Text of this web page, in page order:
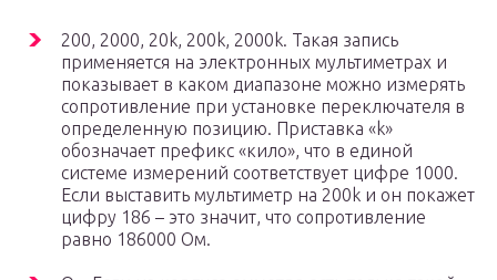
200, 2000, 20k, 200k, 2000k. Такая запись
применяется на электронных мультиметрах и
показывает в каком диапазоне можно измерять
сопротивление при установке переключателя в
определенную позицию. Приставка «k»
обозначает префикс «кило», что в единой
системе измерений соответствует цифре 1000.
Если выставить мультиметр на 200k и он покажет
цифру 186 – это значит, что сопротивление
равно 186000 Ом.